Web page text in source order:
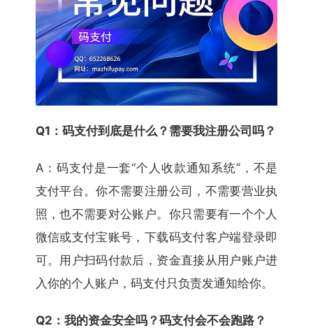
Q1：码支付到底是什么？需要我注册公司吗？
A：码支付是一套“个人收款通知系统”，不是
支付平台。你不需要注册公司，不需要营业执
照，也不需要对公账户。你只需要有一个个人
微信或支付宝账号，下载码支付客户端登录即
可。用户扫码付款后，资金直接从用户账户进
入你的个人账户，码支付只负责发通知给你。
Q2：我的资金安全吗？码支付会不会跑路？